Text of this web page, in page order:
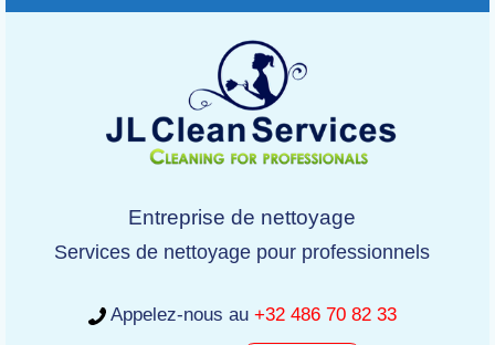
Entreprise de nettoyage
Services de nettoyage pour professionnels
Appelez-nous au +32 486 70 82 33